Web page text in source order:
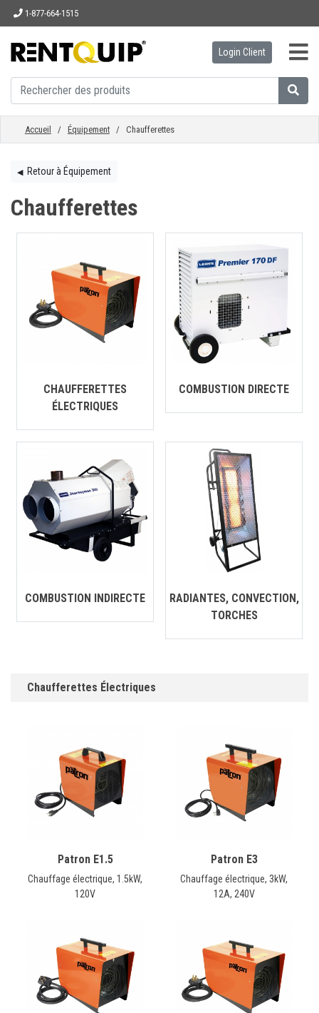
1-877-664-1515
ACCUEIL
ÉQUIPEMENT
ACCESSOIRES
PIÈCES
ENTREPRISE
CONTACT
English
Login Client
Accueil / Équipement/ Chaufferettes
◀︎Retour à Équipement
Chaufferettes
CHAUFFERETTES
ÉLECTRIQUES
COMBUSTION DIRECTE
COMBUSTION INDIRECTE
RADIANTES, CONVECTION,
TORCHES
Chaufferettes Électriques
Patron E1.5
Chauffage électrique, 1.5kW,
120V
Patron E3
Chauffage électrique, 3kW,
12A, 240V